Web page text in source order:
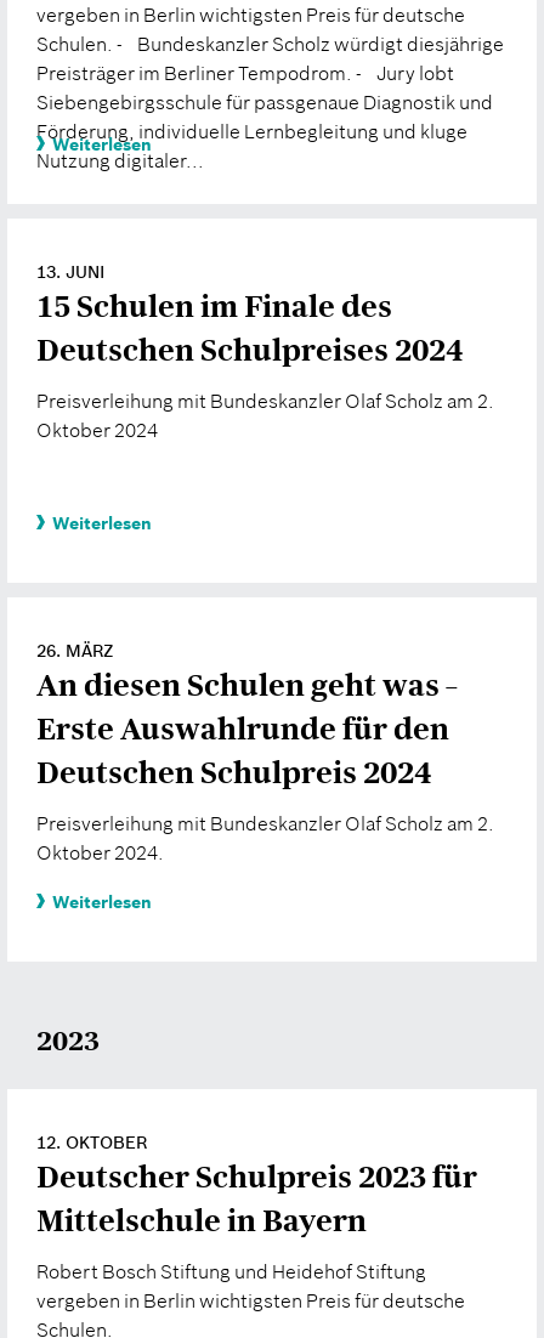
vergeben in Berlin wichtigsten Preis für deutsche
Schulen. - Bundeskanzler Scholz würdigt diesjährige
Preisträger im Berliner Tempodrom. - Jury lobt
Siebengebirgsschule für passgenaue Diagnostik und
Förderung, individuelle Lernbegleitung und kluge
Nutzung digitaler...
Weiterlesen
13. JUNI
15 Schulen im Finale des
Deutschen Schulpreises 2024
Preisverleihung mit Bundeskanzler Olaf Scholz am 2.
Oktober 2024
Weiterlesen
26. MÄRZ
An diesen Schulen geht was –
Erste Auswahlrunde für den
Deutschen Schulpreis 2024
Preisverleihung mit Bundeskanzler Olaf Scholz am 2.
Oktober 2024.
Weiterlesen
2023
12. OKTOBER
Deutscher Schulpreis 2023 für
Mittelschule in Bayern
Robert Bosch Stiftung und Heidehof Stiftung
vergeben in Berlin wichtigsten Preis für deutsche
Schulen.